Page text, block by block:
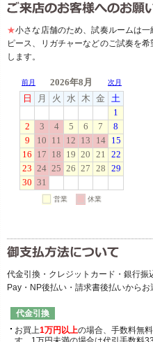
★小さな店舗のため、試奏ルームは
ピース、リガチャーなどのご試奏を
します。
代金引換・クレジットカード・銀行
Pay・NP後払い・請求書後払いからお
代金引換
お買上1万円以上の場合、手数料無